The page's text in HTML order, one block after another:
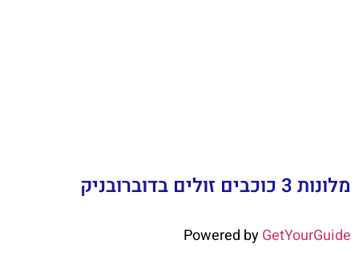
מלונות 3 כוכבים זולים בדוברובניק
Powered byGetYourGuide